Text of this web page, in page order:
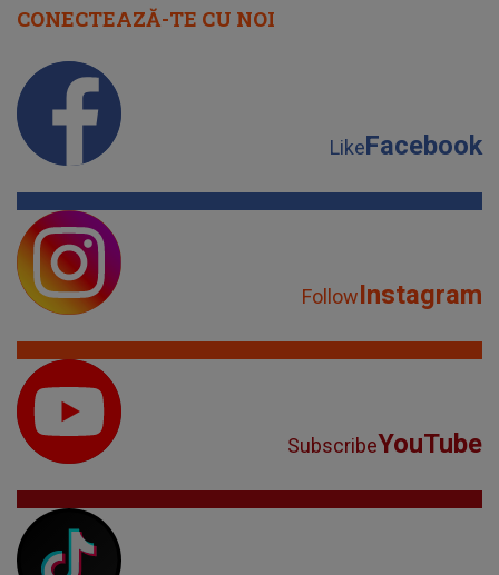
CONECTEAZĂ-TE CU NOI
LikeFacebook
FollowInstagram
SubscribeYouTube